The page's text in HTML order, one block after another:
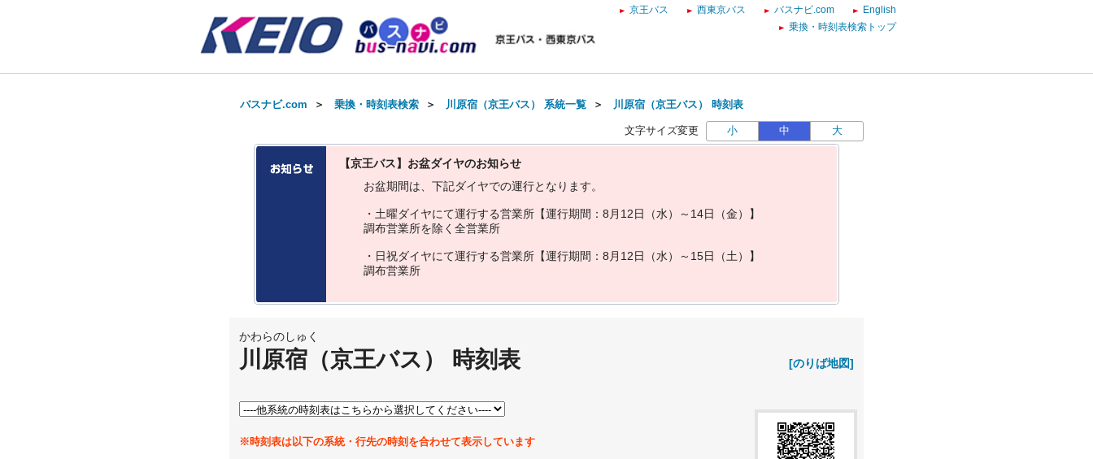
京王バス 西東京バス バスナビ.com
English
乗換・時刻表検索トップ
バスナビ.com ＞ 乗換・時刻表検索 ＞ 川原宿（京王バス） 系統一覧 ＞ 川原宿（京王バス） 時刻表
文字サイズ変更 小 中 大
【京王バス】お盆ダイヤのお知らせ
お盆期間は 下記ダイヤでの運行と な り ます。
・ 土曜ダイヤにて運行する営業所 【運行期間 ： 8 月 1 2日 （水） ～ 14日 （金）
】
調布営業所を除 く 全営業所
・ 日祝ダイヤにて運行する営業所 【運行期間 ： 8 月 1 2日 （水） ～ 15日 （土）
】
調布営業所
かわらのしゅく
川原宿（京王バス） 時刻表 [のりば地図]
※時刻表は以下の系統・行先の時刻を合わせて表示しています